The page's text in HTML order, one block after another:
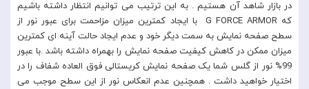
در بازار شاهد آن هستیم . به این ترتیب می توانیم انتظار داشته باشیم
که G FORCE ARMOR با ایجاد کمترین میزان مزاحمت برای عبور نور از
سطح صفحه نمایش به سمت دیگر خود و عدم ایجاد حالت آینه ای کمترین
میزان ممکن در کاهش کیفیت صفحه نمایش را بهمراه داشته باشد .با عبور
99% نور از گلس شما یک صفحه نمایش کریستالی فوق العاده شفاف را در
اختیار خواهید داشت . همچنین عدم انعکاس نور از این سطح موجب می